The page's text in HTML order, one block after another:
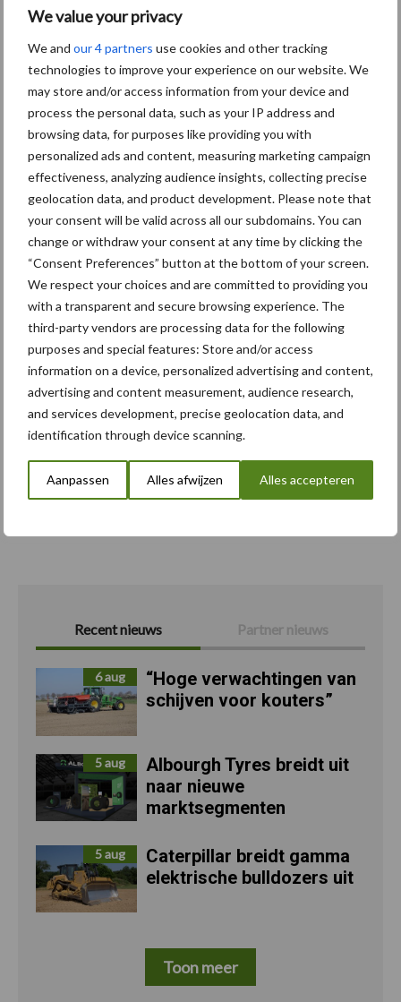
We value your privacy
We and our 4 partners use cookies and other tracking
technologies to improve your experience on our website. We
may store and/or access information from your device and
process the personal data, such as your IP address and
browsing data, for purposes like providing you with
personalized ads and content, measuring marketing campaign
effectiveness, analyzing audience insights, collecting precise
geolocation data, and product development. Please note that
your consent will be valid across all our subdomains. You can
change or withdraw your consent at any time by clicking the
“Consent Preferences” button at the bottom of your screen.
We respect your choices and are committed to providing you
with a transparent and secure browsing experience. The
third-party vendors are processing data for the following
purposes and special features: Store and/or access
information on a device, personalized advertising and content,
advertising and content measurement, audience research,
and services development, precise geolocation data, and
identification through device scanning.
Aanpassen Alles afwijzen Alles accepteren
29 jul Trekker van de maand
07 jul
Het oranje neusje van
Loonbedrijf Houtenbos
11 jun
John Deere vernieuwt 6R-
serie met nadruk op
comfort, precisie en
inzetbaarheid
03 jun
Zetor keert terug in het 100-
125 pk-segment met
nieuwe Series 5
Recent nieuws Partner nieuws
6 aug
“Hoge verwachtingen van
schijven voor kouters”
5 aug
Albourgh Tyres breidt uit
naar nieuwe
marktsegmenten
5 aug
Caterpillar breidt gamma
elektrische bulldozers uit
Toon meer